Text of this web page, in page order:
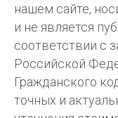
нашем сайте,
и не является
соответствии с
Российской
Гражданского
точных и